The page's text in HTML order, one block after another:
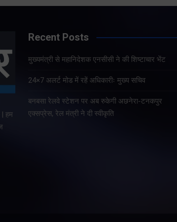
| हम
Recent Posts
मुख्यमंत्री से महानिदेशक एनसीसी ने की शिष्टाचार भेंट
24×7 अलर्ट मोड में रहें अधिकारीः मुख्य सचिव
बनबसा रेलवे स्टेशन पर अब रुकेगी अछनेरा-टनकपुर
एक्सप्रेस, रेल मंत्री ने दी स्वीकृति
Share Nowदेहरादून। पूर्व
के अध्यक्ष एवं वरिष्ठ भाजपा नेता
कर्नल कोठियाल ने कांग्रेस पार्टी
गंभीर आरोप लगाया है। उन्होंने
कहा…